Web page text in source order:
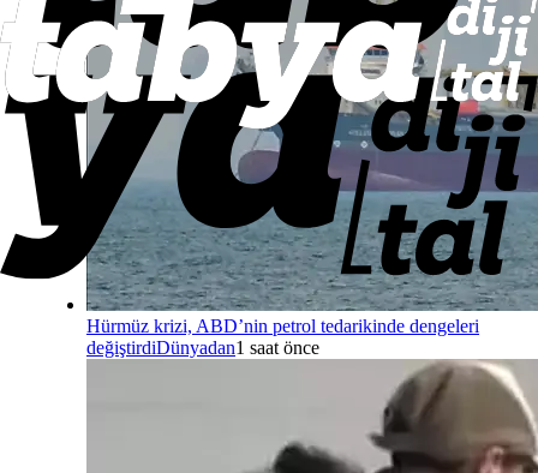
Hürmüz krizi, ABD’nin petrol tedarikinde dengeleri
değiştirdiDünyadan1 saat önce